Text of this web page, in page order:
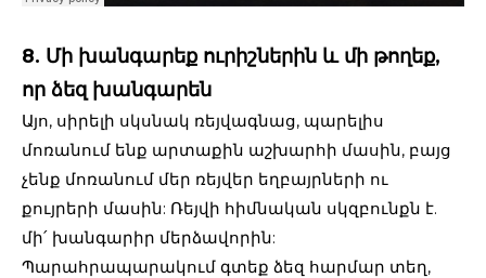
8. Մի խանգարեք ուրիշներին և մի թողեք,
որ ձեզ խանգարեն
Այո, սիրելի սկսնակ ռեյվագնաց, պարելիս
մոռանում ենք արտաքին աշխարհի մասին, բայց
չենք մոռանում մեր ռեյվեր եղբայրների ու
քույրերի մասին: Ռեյվի հիմնական սկզբունքն է.
մի՛ խանգարիր մերձավորին:
Պարահրապարակում գտեք ձեզ հարմար տեղ,